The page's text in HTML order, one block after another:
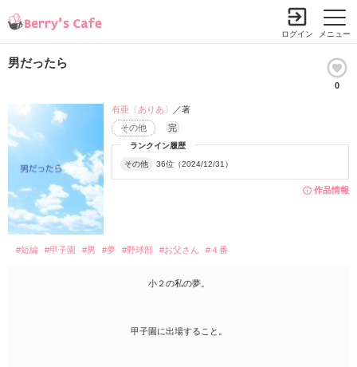
メニュー
ログイン
男だったら
0
作品情報
ランクイン履歴
その他 36位（2024/12/31）
その他 完
有亜〔ありあ〕 ／著
#短編 #甲子園 #男 #夢 #野球部 #お父さん #４番
小２の私の夢。
甲子園に出場すること。